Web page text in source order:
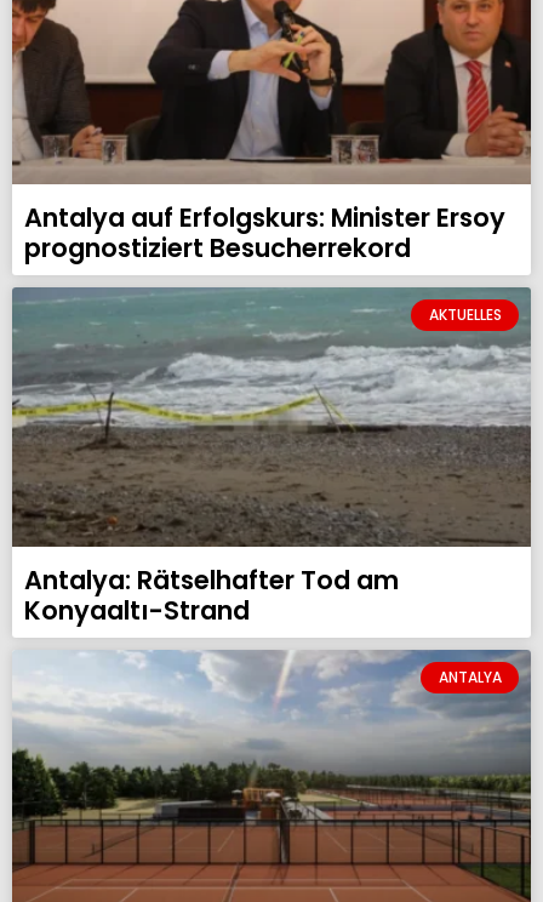
Antalya auf Erfolgskurs: Minister Ersoy
prognostiziert Besucherrekord
AKTUELLES
Antalya: Rätselhafter Tod am
Konyaaltı-Strand
ANTALYA